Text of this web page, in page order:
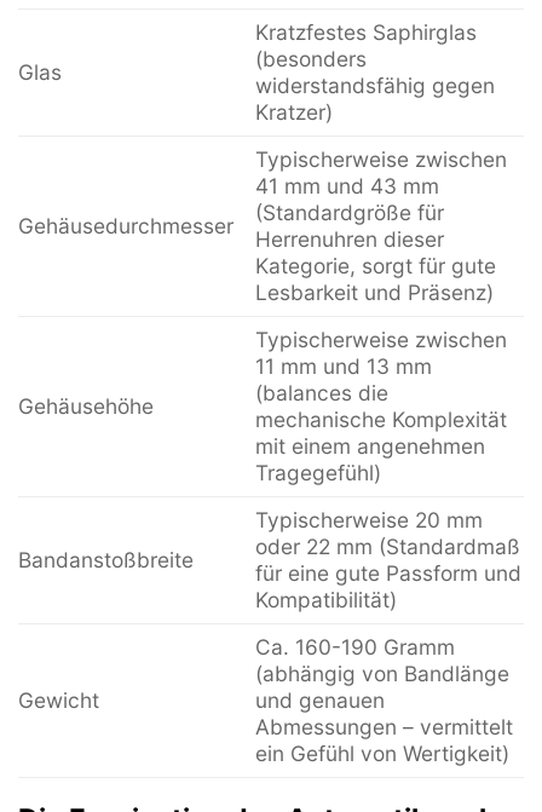
Glas
Kratzfestes Saphirglas
(besonders
widerstandsfähig gegen
Kratzer)
Gehäusedurchmesser
Typischerweise zwischen
41 mm und 43 mm
(Standardgröße für
Herrenuhren dieser
Kategorie, sorgt für gute
Lesbarkeit und Präsenz)
Gehäusehöhe
Typischerweise zwischen
11 mm und 13 mm
(balances die
mechanische Komplexität
mit einem angenehmen
Tragegefühl)
Bandanstoßbreite
Typischerweise 20 mm
oder 22 mm (Standardmaß
für eine gute Passform und
Kompatibilität)
Gewicht
Ca. 160-190 Gramm
(abhängig von Bandlänge
und genauen
Abmessungen – vermittelt
ein Gefühl von Wertigkeit)